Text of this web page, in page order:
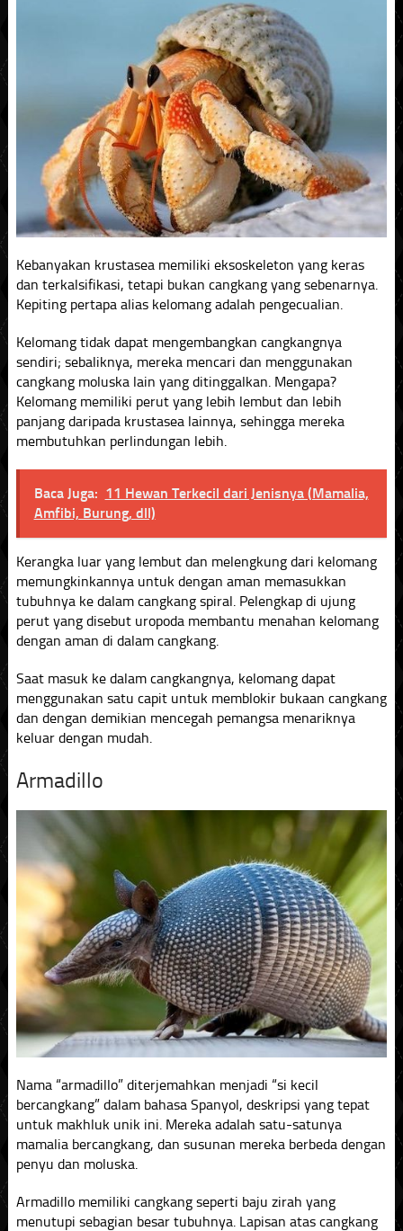
Kebanyakan krustasea memiliki eksoskeleton yang keras
dan terkalsifikasi, tetapi bukan cangkang yang sebenarnya.
Kepiting pertapa alias kelomang adalah pengecualian.
Kelomang tidak dapat mengembangkan cangkangnya
sendiri; sebaliknya, mereka mencari dan menggunakan
cangkang moluska lain yang ditinggalkan. Mengapa?
Kelomang memiliki perut yang lebih lembut dan lebih
panjang daripada krustasea lainnya, sehingga mereka
membutuhkan perlindungan lebih.
Baca Juga: 11 Hewan Terkecil dari Jenisnya (Mamalia,
Amfibi, Burung, dll)
Kerangka luar yang lembut dan melengkung dari kelomang
memungkinkannya untuk dengan aman memasukkan
tubuhnya ke dalam cangkang spiral. Pelengkap di ujung
perut yang disebut uropoda membantu menahan kelomang
dengan aman di dalam cangkang.
Saat masuk ke dalam cangkangnya, kelomang dapat
menggunakan satu capit untuk memblokir bukaan cangkang
dan dengan demikian mencegah pemangsa menariknya
keluar dengan mudah.
Armadillo
Nama “armadillo” diterjemahkan menjadi “si kecil
bercangkang” dalam bahasa Spanyol, deskripsi yang tepat
untuk makhluk unik ini. Mereka adalah satu-satunya
mamalia bercangkang, dan susunan mereka berbeda dengan
penyu dan moluska.
Armadillo memiliki cangkang seperti baju zirah yang
menutupi sebagian besar tubuhnya. Lapisan atas cangkang